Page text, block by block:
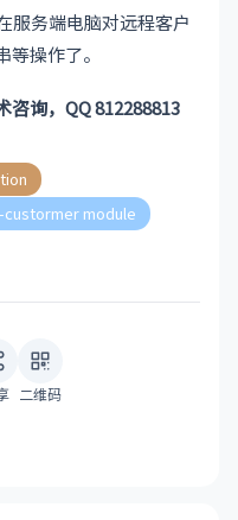
服务端电脑对远程客户
操作了。
询，QQ 812288813
custormer module
二维码